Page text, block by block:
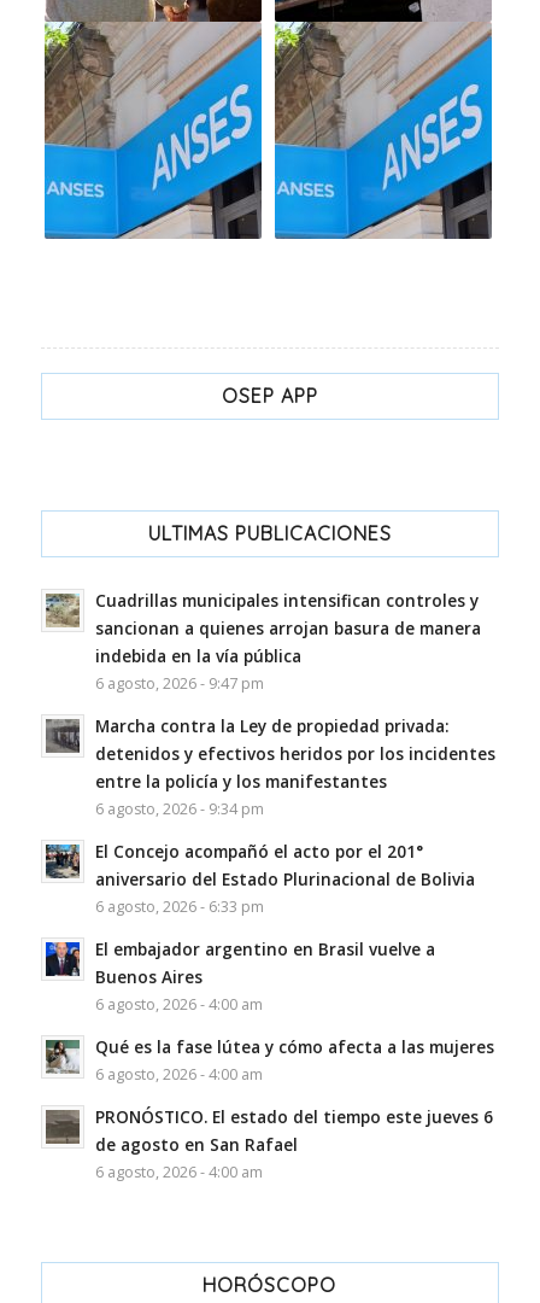
OSEP APP
ULTIMAS PUBLICACIONES
Cuadrillas municipales intensifican controles y
sancionan a quienes arrojan basura de manera
indebida en la vía pública
6 agosto, 2026 - 9:47 pm
Marcha contra la Ley de propiedad privada:
detenidos y efectivos heridos por los incidentes
entre la policía y los manifestantes
6 agosto, 2026 - 9:34 pm
El Concejo acompañó el acto por el 201°
aniversario del Estado Plurinacional de Bolivia
6 agosto, 2026 - 6:33 pm
El embajador argentino en Brasil vuelve a
Buenos Aires
6 agosto, 2026 - 4:00 am
Qué es la fase lútea y cómo afecta a las mujeres
6 agosto, 2026 - 4:00 am
PRONÓSTICO. El estado del tiempo este jueves 6
de agosto en San Rafael
6 agosto, 2026 - 4:00 am
HORÓSCOPO